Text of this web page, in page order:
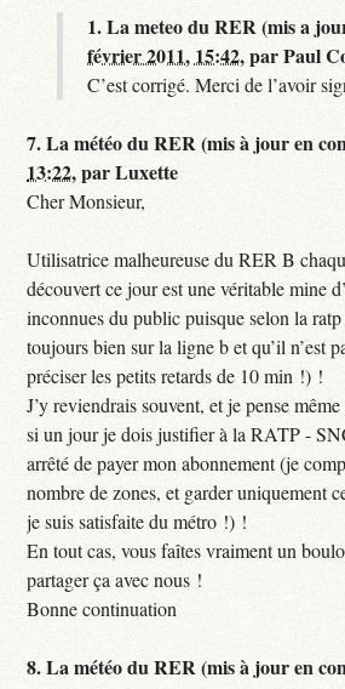
1.La meteo du RER (mis a
février 2011, 15:42,parPaul
C’est corrigé. Merci de l’avoir
7.La météo du RER (mis à jour en
13:22,parLuxette
Cher Monsieur,
Utilisatrice malheureuse du RER B
découvert ce jour est une véritable mine
inconnues du public puisque selon la
toujours bien sur la ligne b et qu’il n’est
préciser les petits retards de 10 min !) !
J’y reviendrais souvent, et je pense
si un jour je dois justifier à la RATP -
arrêté de payer mon abonnement (je
nombre de zones, et garder uniquement
je suis satisfaite du métro !) !
En tout cas, vous faîtes vraiment un
partager ça avec nous !
Bonne continuation
8.La météo du RER (mis à jour en